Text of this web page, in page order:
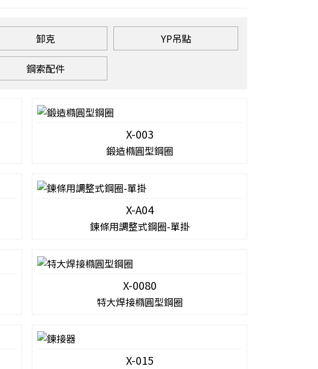
卸克 YP吊點
鋼索配件
X-003
鍛造橢圓型鋼圈
X-A04
鍊條用調整式鋼圈-單掛
X-0080
特大焊接橢圓型鋼圈
X-015